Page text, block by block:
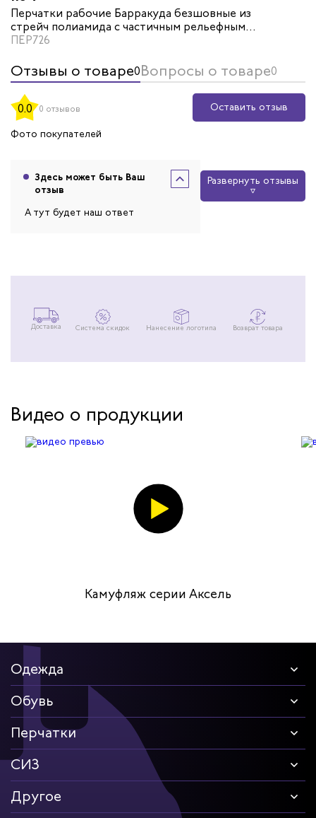
Перчатки рабочие Барракуда безшовные из
стрейч полиамида с частичным рельефным
латексным покрытием цвет красный/черный
ПЕР726
Отзывы о товаре0Вопросы о товаре0
0.0 0 отзывов
Оставить отзыв
Фото покупателей
Здесь может быть Ваш
отзыв
А тут будет наш ответ
Развернуть отзывы
Доставка Система скидок Нанесение логотипа Возврат товара
Видео о продукции
Камуфляж серии Аксель
Одежда
Обувь
Перчатки
СИЗ
Другое